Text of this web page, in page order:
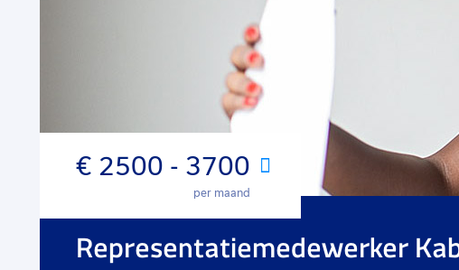
Maand
€ 2500 - 3700
per maand
Representatiemedewerker